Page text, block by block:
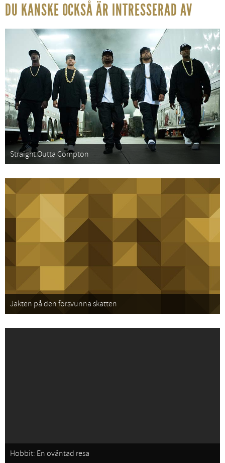
DU KANSKE OCKSÅ ÄR INTRESSERAD AV
Straight Outta Compton
Jakten på den försvunna skatten
Hobbit: En oväntad resa